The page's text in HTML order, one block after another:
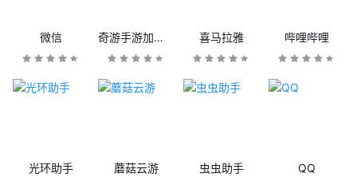
微信 奇游手游加速器 喜马拉雅 哔哩哔哩
光环助手 蘑菇云游 虫虫助手 QQ